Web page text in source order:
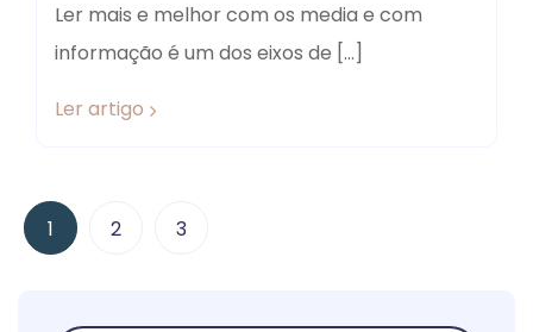
Ler mais e melhor com os media e com
informação é um dos eixos de […]
Ler artigo
1 2 3